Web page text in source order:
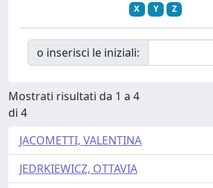
X
Y Z
o inserisci le iniziali:
Mostrati risultati da 1 a 4
di 4
JACOMETTI, VALENTINA
JEDRKIEWICZ, OTTAVIA